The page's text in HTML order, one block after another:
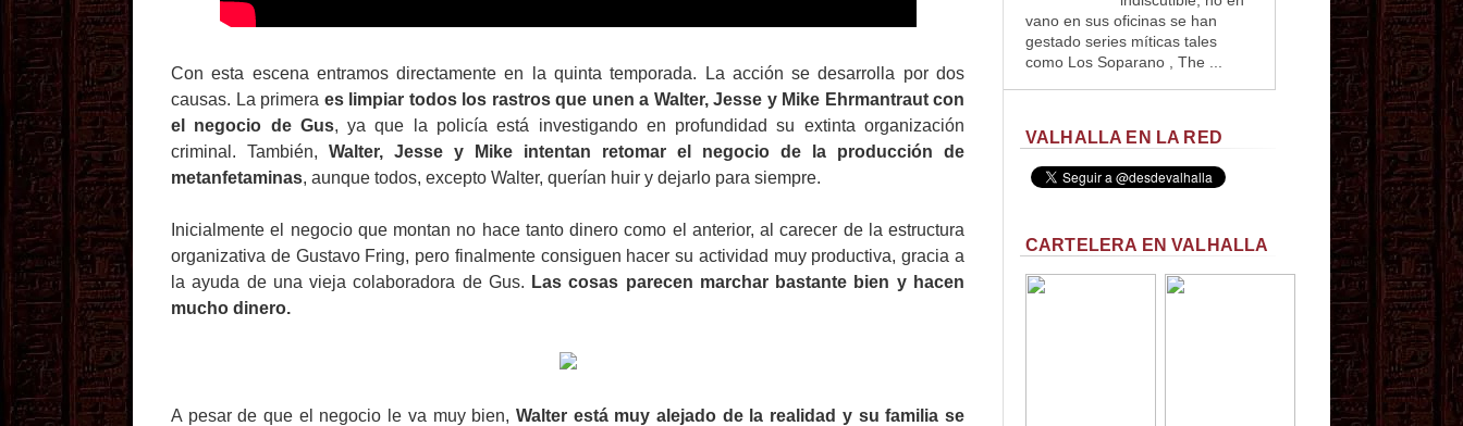
Con esta escena entramos directamente en la quinta temporada. La acción se desarrolla por dos
causas. La primera es limpiar todos los rastros que unen a Walter, Jesse y Mike Ehrmantraut con
el negocio de Gus, ya que la policía está investigando en profundidad su extinta organización
criminal. También, Walter, Jesse y Mike intentan retomar el negocio de la producción de
metanfetaminas, aunque todos, excepto Walter, querían huir y dejarlo para siempre.
Inicialmente el negocio que montan no hace tanto dinero como el anterior, al carecer de la estructura
organizativa de Gustavo Fring, pero finalmente consiguen hacer su actividad muy productiva, gracia a
la ayuda de una vieja colaboradora de Gus. Las cosas parecen marchar bastante bien y hacen
mucho dinero.
A pesar de que el negocio le va muy bien, Walter está muy alejado de la realidad y su familia se
vano en sus oficinas se han
gestado series míticas tales
como Los Soparano , The ...
VALHALLA EN LA RED
CARTELERA EN VALHALLA